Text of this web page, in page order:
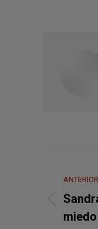
entre
ANTERIOR
anterior: